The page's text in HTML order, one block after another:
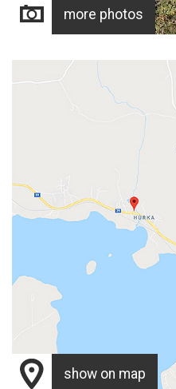
more photos
show on map